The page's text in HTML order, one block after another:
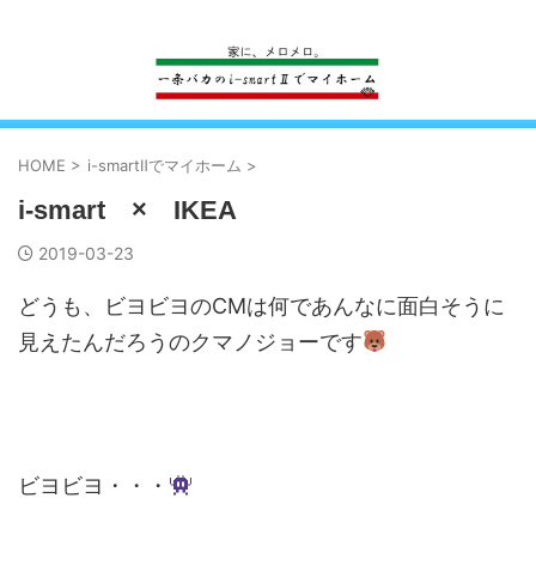
HOME > i-smartⅡでマイホーム >
i-smart × IKEA
2019-03-23
どうも、ビヨビヨのCMは何であんなに面白そうに
見えたんだろうのクマノジョーです
ビヨビヨ・・・